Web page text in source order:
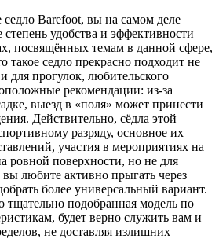
седло Barefoot, вы на самом деле
удобства и эффективности
посвящённых темам в данной сфере,
такое седло прекрасно подходит не
для прогулок, любительского
рекомендации: из-за
выезд в «поля» может принести
Действительно, сёдла этой
разряду, основное их
участия в мероприятиях на
ровной поверхности, но не для
любите активно прыгать через
более универсальный вариант.
тщательно подобранная модель по
будет верно служить вам и
не доставляя излишних